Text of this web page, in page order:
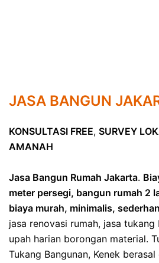
JASA BANGUN
KONSULTASI FREE, SURVEY
AMANAH
Jasa Bangun Rumah Jakarta.
meter persegi, bangun rumah 2
biaya murah, minimalis,
jasa renovasi rumah, jasa
upah harian borongan material.
Tukang Bangunan, Kenek